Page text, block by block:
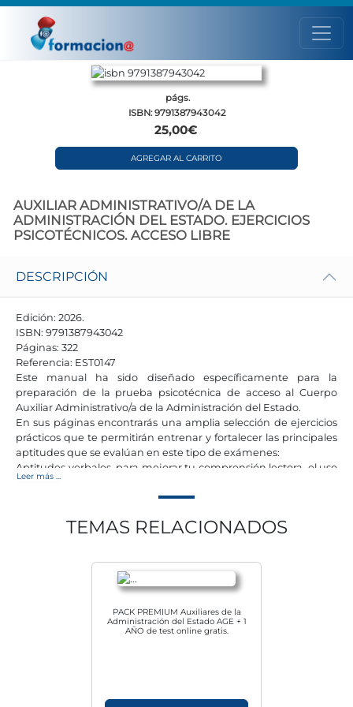
págs.
ISBN: 9791387943042
25,00€
AGREGAR AL CARRITO
AUXILIAR ADMINISTRATIVO/A DE LA
ADMINISTRACIÓN DEL ESTADO. EJERCICIOS
PSICOTÉCNICOS. ACCESO LIBRE
DESCRIPCIÓN
Edición: 2026.
ISBN: 9791387943042
Páginas: 322
Referencia: EST0147
Este manual ha sido diseñado específicamente para la
preparación de la prueba psicotécnica de acceso al Cuerpo
Auxiliar Administrativo/a de la Administración del Estado.
En sus páginas encontrarás una amplia selección de ejercicios
prácticos que te permitirán entrenar y fortalecer las principales
aptitudes que se evalúan en este tipo de exámenes:
Aptitudes verbales, para mejorar tu comprensión lectora, el uso
del lenguaje y la capacidad de comunicación.
Aptitudes numéricas, orientadas a la resolución de problemas,
Aptitudes administrativas, centradas en la organización, la
Además, incluye un bloque final de ejercicios de razonamiento,
con el objetivo de completar tu preparación y ofrecerte una
Con un enfoque práctico y adaptado a la realidad de la
oposición, este manual se convierte en una herramienta eficaz
Leer más ...
TEMAS RELACIONADOS
PACK PREMIUM Auxiliares de la
Administración del Estado AGE + 1
AÑO de test online gratis.